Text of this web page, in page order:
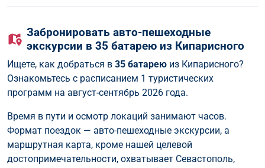
Забронировать авто-пешеходные
экскурсии в 35 батарею из Кипарисного
Ищете, как добраться в 35 батарею из Кипарисного?
Ознакомьтесь с расписанием 1 туристических
программ на август-сентябрь 2026 года.
Время в пути и осмотр локаций занимают часов.
Формат поездок — авто-пешеходные экскурсии, а
маршрутная карта, кроме нашей целевой
достопримечательности, охватывает Севастополь,